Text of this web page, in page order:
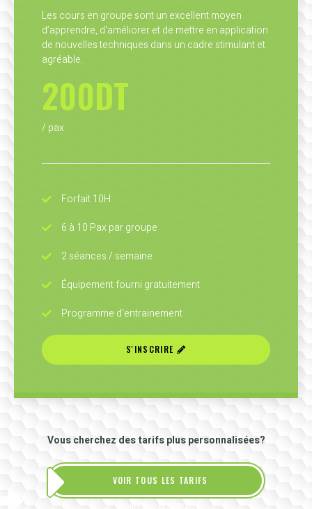
Les cours en groupe sont un excellent moyen
d’apprendre, d'améliorer et de mettre en application
de nouvelles techniques dans un cadre stimulant et
agréable.
200DT
/ pax
Forfait 10H
6 à 10 Pax par groupe
2 séances / semaine
Équipement fourni gratuitement
Programme d'entrainement
S'INSCRIRE
Vous cherchez des tarifs plus personnalisées?
VOIR TOUS LES TARIFS